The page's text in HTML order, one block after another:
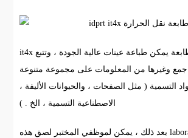
it4x مختبر تسمية الطابعة يمكن طباعة عينات عالية الجودة ، وتتبع
جمع وغيرها من المعلومات على مجموعة متنوعة
التسمية ( مثل الصفحات ، والحيوانات الأليفة ،
الاصطناعية التسمية ، الخ . )
بعد ذلك ، يمكن لموظفي المختبر لصق هذه laboratorial laboratorial